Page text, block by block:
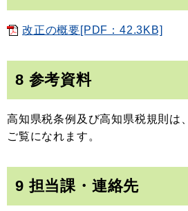
改正の概要[PDF：42.3KB]
8 参考資料
高知県税条例及び高知県税規則は、
ご覧になれます。
9 担当課・連絡先